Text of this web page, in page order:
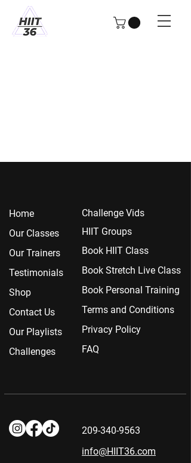
Home
Our Classes
Our Trainers
Testimonials
Shop
Contact Us
Our Playlists
Challenges
Chall enge Vids
HIIT Groups
Book HIIT Class
Book Stretch Live Class
Book Personal Training
Terms and Conditions
Privacy Policy
FAQ
209-340-9563
info@HIIT36.com